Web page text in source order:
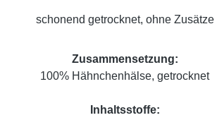
schonend getrocknet, ohne Zusätze
Zusammensetzung:
100% Hähnchenhälse, getrocknet
Inhaltsstoffe: